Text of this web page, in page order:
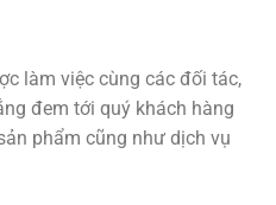
làm việc cùng các đối tác,
đem tới quý khách hàng
phẩm cũng như dịch vụ